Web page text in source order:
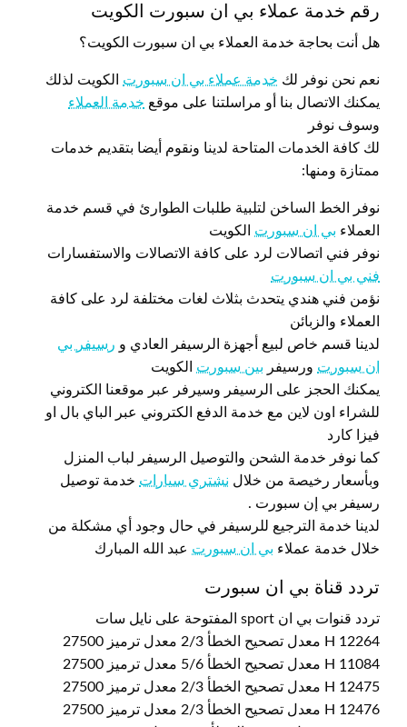
رقم خدمة عملاء بي ان سبورت الكويت
هل أنت بحاجة خدمة العملاء بي ان سبورت الكويت؟
نعم نحن نوفر لك خدمة عملاء بي ان سبورت الكويت لذلك
يمكنك الاتصال بنا أو مراسلتنا على موقع خدمة العملاء
وسوف نوفر
لك كافة الخدمات المتاحة لدينا ونقوم أيضا بتقديم خدمات
ممتازة ومنها:
نوفر الخط الساخن لتلبية طلبات الطوارئ في قسم خدمة
العملاء بي ان سبورت الكويت
نوفر فني اتصالات لرد على كافة الاتصالات والاستفسارات
فني بي ان سبورت
نؤمن فني هندي يتحدث بثلاث لغات مختلفة لرد على كافة
العملاء والزبائن
لدينا قسم خاص لبيع أجهزة الرسيفر العادي و رسيفر بي
ان سبورت ورسيفر بين سبورت الكويت
يمكنك الحجز على الرسيفر وسيرفر عبر موقعنا الكتروني
للشراء اون لاين مع خدمة الدفع الكتروني عبر الباي بال او
فيزا كارد
كما نوفر خدمة الشحن والتوصيل الرسيفر لباب المنزل
وبأسعار رخيصة من خلال نشتري سيارات خدمة توصيل
رسيفر بي إن سبورت .
لدينا خدمة الترجيع للرسيفر في حال وجود أي مشكلة من
خلال خدمة عملاء بي ان سبورت عبد الله المبارك
تردد قناة بي ان سبورت
تردد قنوات بي ان sport المفتوحة على نايل سات
12264 H معدل تصحيح الخطأ 2/3 معدل ترميز 27500
11084 H معدل تصحيح الخطأ 5/6 معدل ترميز 27500
12475 H معدل تصحيح الخطأ 2/3 معدل ترميز 27500
12476 H معدل تصحيح الخطأ 2/3 معدل ترميز 27500